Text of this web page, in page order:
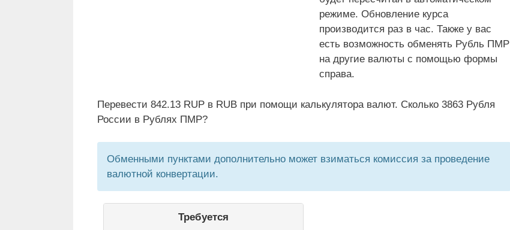
режиме. Обновление курса
производится раз в час. Также у вас
есть возможность обменять Рубль ПМР
на другие валюты с помощью формы
справа.
Перевести 842.13 RUP в RUB при помощи калькулятора валют. Сколько 3863 Рубля
России в Рублях ПМР?
Обменными пунктами дополнительно может взиматься комиссия за проведение
валютной конвертации.
Требуется